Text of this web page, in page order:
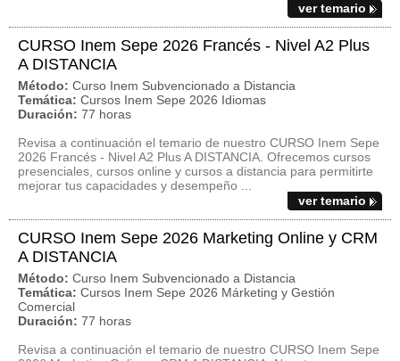
ver temario
CURSO Inem Sepe 2026 Francés - Nivel A2 Plus
A DISTANCIA
Método: Curso Inem Subvencionado a Distancia
Temática: Cursos Inem Sepe 2026 Idiomas
Duración: 77 horas
Revisa a continuación el temario de nuestro CURSO Inem Sepe
2026 Francés - Nivel A2 Plus A DISTANCIA. Ofrecemos cursos
presenciales, cursos online y cursos a distancia para permitirte
mejorar tus capacidades y desempeño ...
ver temario
CURSO Inem Sepe 2026 Marketing Online y CRM
A DISTANCIA
Método: Curso Inem Subvencionado a Distancia
Temática: Cursos Inem Sepe 2026 Márketing y Gestión
Comercial
Duración: 77 horas
Revisa a continuación el temario de nuestro CURSO Inem Sepe